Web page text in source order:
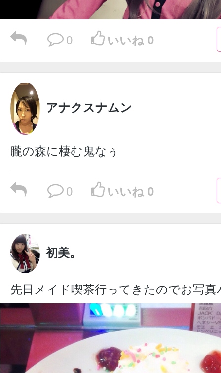
0 いいね 0
アナクスナムン
朧の森に棲む鬼なぅ
0 いいね 0
初美。
先日メイド喫茶行ってきたのでお写